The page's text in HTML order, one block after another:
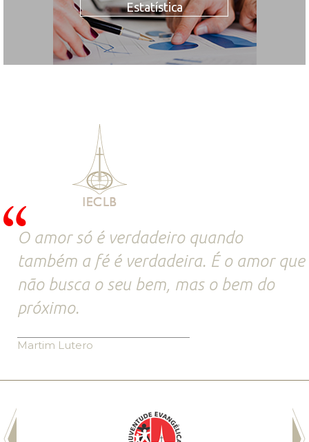
Estatística
O amor só é verdadeiro quando
também a fé é verdadeira. É o amor que
não busca o seu bem, mas o bem do
próximo.
Martim Lutero